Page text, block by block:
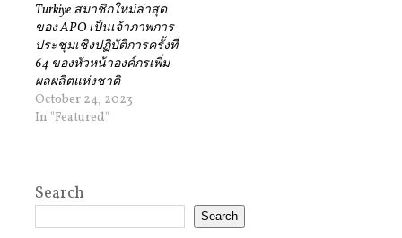
Turkiye สมาชิกใหม่ล่าสุด
ของ APO เป็นเจ้าภาพการ
ประชุมเชิงปฏิบัติการครั้งที่
64 ของหัวหน้าองค์กรเพิ่ม
ผลผลิตแห่งชาติ
October 24, 2023
In "Featured"
Search
Search